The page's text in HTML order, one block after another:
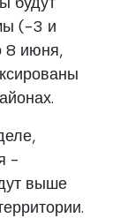
(-3 и
8 июня,
-
выше